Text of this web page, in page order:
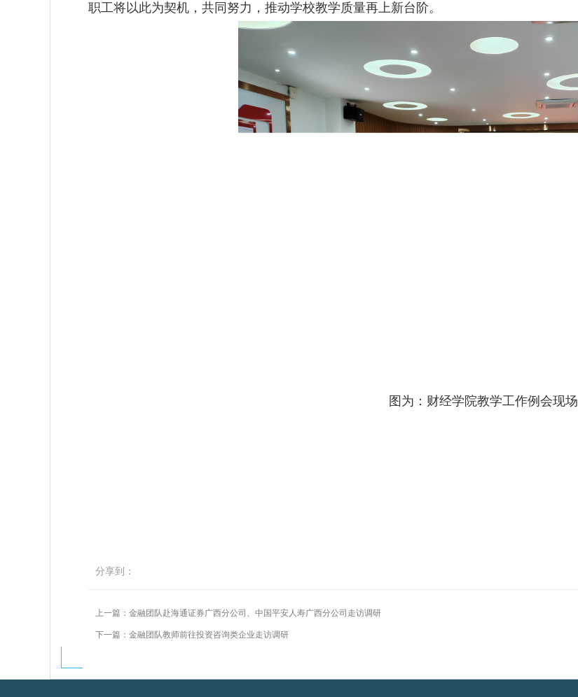
职工将以此为契机，共同努力，推动学校教学质量再上新台阶。
图为：财经学院教学工作例会现场
分享到：
上一篇：金融团队赴海通证券广西分公司、中国平安人寿广西分公司走访调研
下一篇：金融团队教师前往投资咨询类企业走访调研